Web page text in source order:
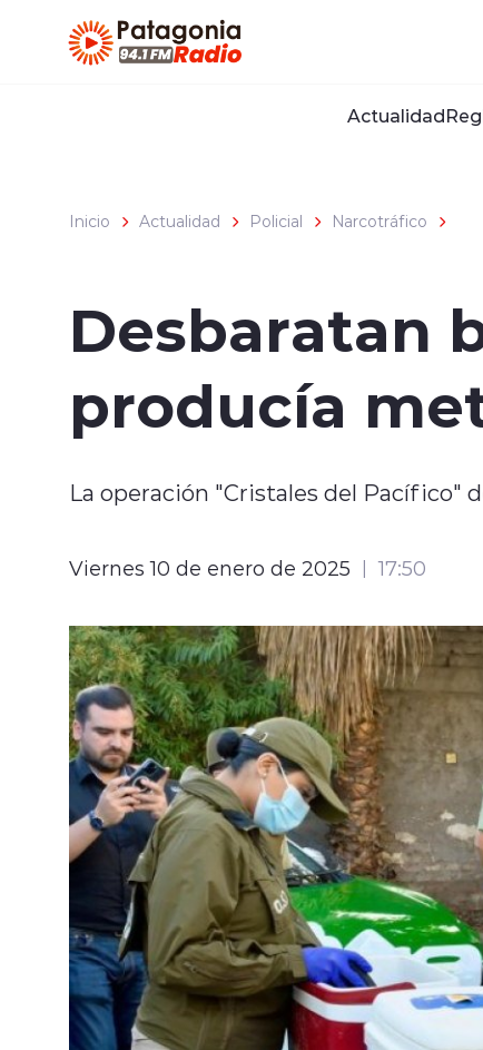
Actualidad
Inicio Actualidad Policial Narcotráfico
Desbaratan
producía
La operación "Cristales del Pacífico"
Viernes 10 de enero de 2025 17:50